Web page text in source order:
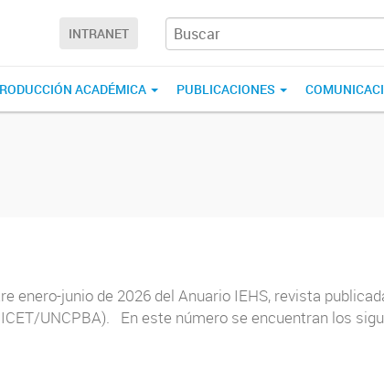
INTRANET
ACADÉMICA PUBLICACIONES
junio de 2026 del Anuario IEHS, revista
UNCPBA). En este número se encuentran los